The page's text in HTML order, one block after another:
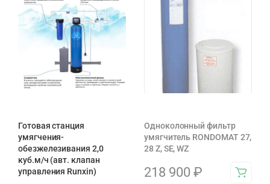
Готовая станция
умягчения-
обезжелезивания 2,0
куб.м/ч (авт. клапан
управления Runxin)
Одноколонный фильтр
умягчитель RONDOMAT 27,
28 Z, SE, WZ
218 900 ₽